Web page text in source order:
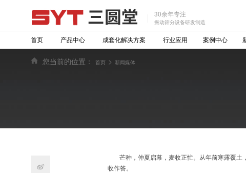
30余年专注
振动筛分设备研发制造
首页 产品中心 成套化解决方案 行业应用 案例中心
您当前的位置： 首页 > 新闻媒体

芒种，仲夏启幕，麦收正忙。从年前寒露覆
收作答。